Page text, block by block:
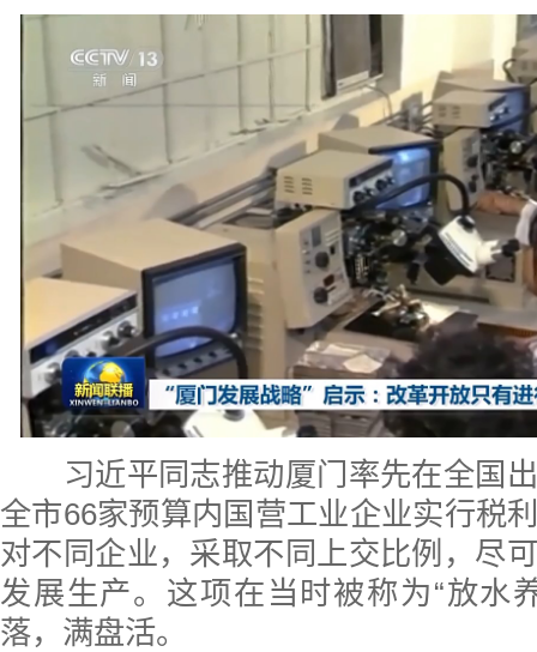
习近平同志推动厦门率先在全国出
全市66家预算内国营工业企业实行税
对不同企业，采取不同上交比例，尽
发展生产。这项在当时被称为“放水
落，满盘活。